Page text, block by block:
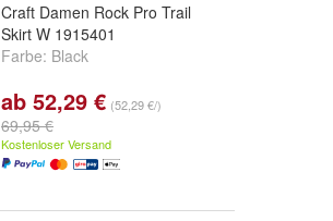
Craft Damen Rock Pro Trail
Skirt W 1915401
Farbe: Black
ab 52,29 € (52,29 €/)
69,95 €
Kostenloser Versand